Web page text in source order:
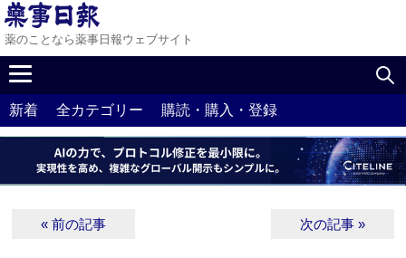
薬のことなら薬事日報ウェブサイト
新着 全カテゴリー 購読・購入・登録
« 前の記事 次の記事 »